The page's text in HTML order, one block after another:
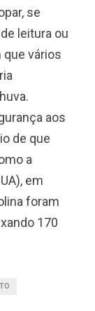
se
leitura ou
vários
aos
de que
a
em
foram
170